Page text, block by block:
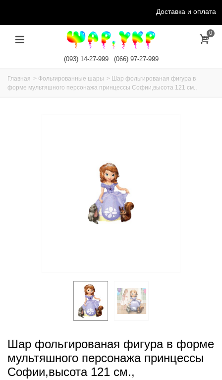
Доставка и оплата
0
(093) 14-27-999 (066) 97-27-999
Главная > Фольгированные шары > Шар фольгированая фигура в
форме мультяшного персонажа принцессы Софии,высота 121 см.,
Шар фольгированая фигура в форме
мультяшного персонажа принцессы
Софии,высота 121 см.,